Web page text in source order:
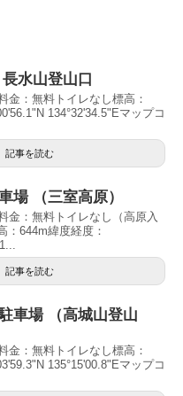
水山登山口
金：無料トイレなし標高：
134°32'34.5"Eマップコ
記事を読む
場 （三室高原）
金：無料トイレなし（高原入
：644m緯度経度：
記事を読む
車場 （高城山登山
金：無料トイレなし標高：
135°15'00.8"Eマップコ